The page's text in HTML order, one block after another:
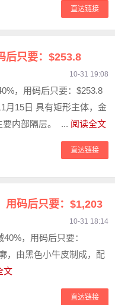
直达链接
后只要：$253.8
10-31 19:08
，用码后只要：$253.8
月15日 具有矩形主体，金
要内部隔层。 ... 阅读全文
直达链接
用码后只要：$1,203‬
10-31 18:14
，用码后只要：
，由黑色小牛皮制成，配
文
直达链接